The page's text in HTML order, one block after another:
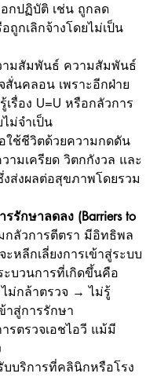
อกปฏิบัติ เช่น ถูกลด
ถูกเลิกจ้างโดยไม่เป็น
ามสัมพันธ์ ความสัมพันธ์
สั่นคลอน เพราะอีกฝ่าย
รื่อง U=U หรือกลัวการ
ม่จำเป็น
ใช้ชีวิตด้วยความกดดัน
ามเครียด วิตกกังวล และ
งส่งผลต่อสุขภาพโดยรวม
รรักษาลดลง (Barriers to
กลัวการตีตรา มีอิทธิพล
หลีกเลี่ยงการเข้าสู่ระบบ
บวนการที่เกิดขึ้นคือ
ม่กล้าตรวจ → ไม่รู้
าสู่การรักษา
รตรวจเอชไอวี แม้มี
บบริการที่คลินิกหรือโรง